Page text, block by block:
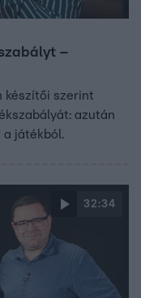
–
készítői szerint
azután
a játékból.
32:34